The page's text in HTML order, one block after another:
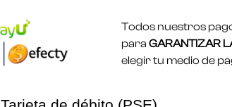
Todos nuestros
para GARANTIZAR
elegir tu medio de